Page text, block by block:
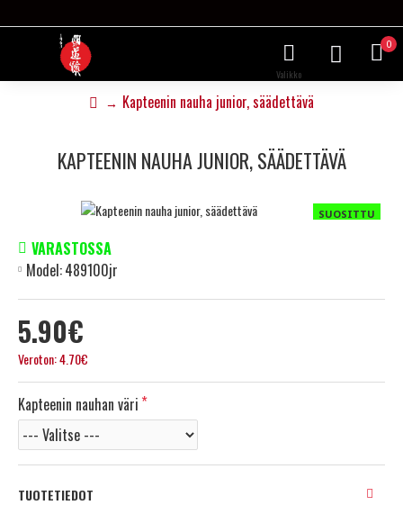
0
Kapteenin nauha junior, säädettävä
KAPTEENIN NAUHA JUNIOR, SÄÄDETTÄVÄ
SUOSITTU
5.90€
Veroton: 4.70€
VARASTOSSA
Model:489100jr
Kapteenin nauhan väri
TUOTETIEDOT